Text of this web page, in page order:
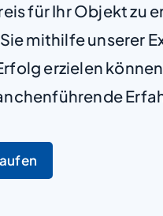
für Ihr Objekt zu
mithilfe unserer
erzielen